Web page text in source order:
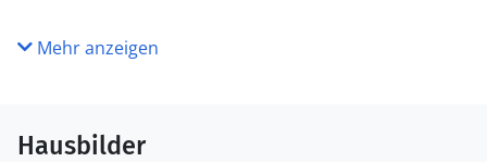
Mehr anzeigen
Hausbilder